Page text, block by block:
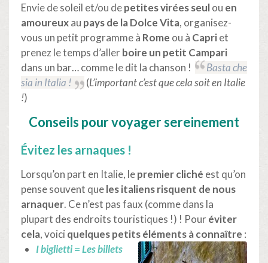
Envie de soleil et/ou depetites virées seulou en
amoureuxau pays de la Dolce Vita, organisez-
vous un petit programme à Rome ou à Capriet
prenez le temps d’allerboire un petit Campari
dans un bar… comme le dit la chanson !
Basta che
sia in Italia !
(L’important c’est que cela soit en Italie
!)
Conseils pourvoyager sereinement
Évitez les arnaques !
Lorsqu’on part en Italie, lepremier cliché est qu’on
pense souvent queles italiens risquent de nous
arnaquer. Ce n’est pas faux (comme dans la
plupart des endroits touristiques !) ! Pouréviter
cela, voici quelques petits éléments à connaître :
I biglietti=Les billets